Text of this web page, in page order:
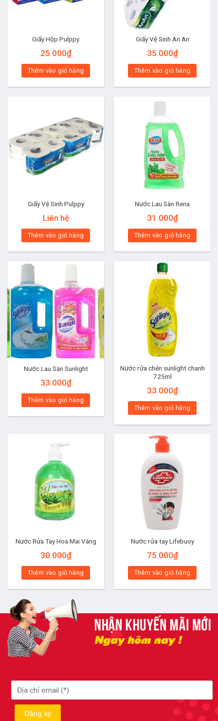
Giấy Hộp Pulppy
25.000₫
Thêm vào giỏ hàng
Giấy Vệ Sinh An An
35.000₫
Thêm vào giỏ hàng
Giấy Vệ Sinh Pulppy
Liên hệ
Thêm vào giỏ hàng
Nước Lau Sàn Rena
31.000₫
Thêm vào giỏ hàng
Nước Lau Sàn Sunlight
33.000₫
Thêm vào giỏ hàng
Nước rửa chén sunlight chanh
725ml
33.000₫
Thêm vào giỏ hàng
Nước Rửa Tay Hoa Mai Vàng
30.000₫
Thêm vào giỏ hàng
Nước rửa tay Lifebuoy
75.000₫
Thêm vào giỏ hàng